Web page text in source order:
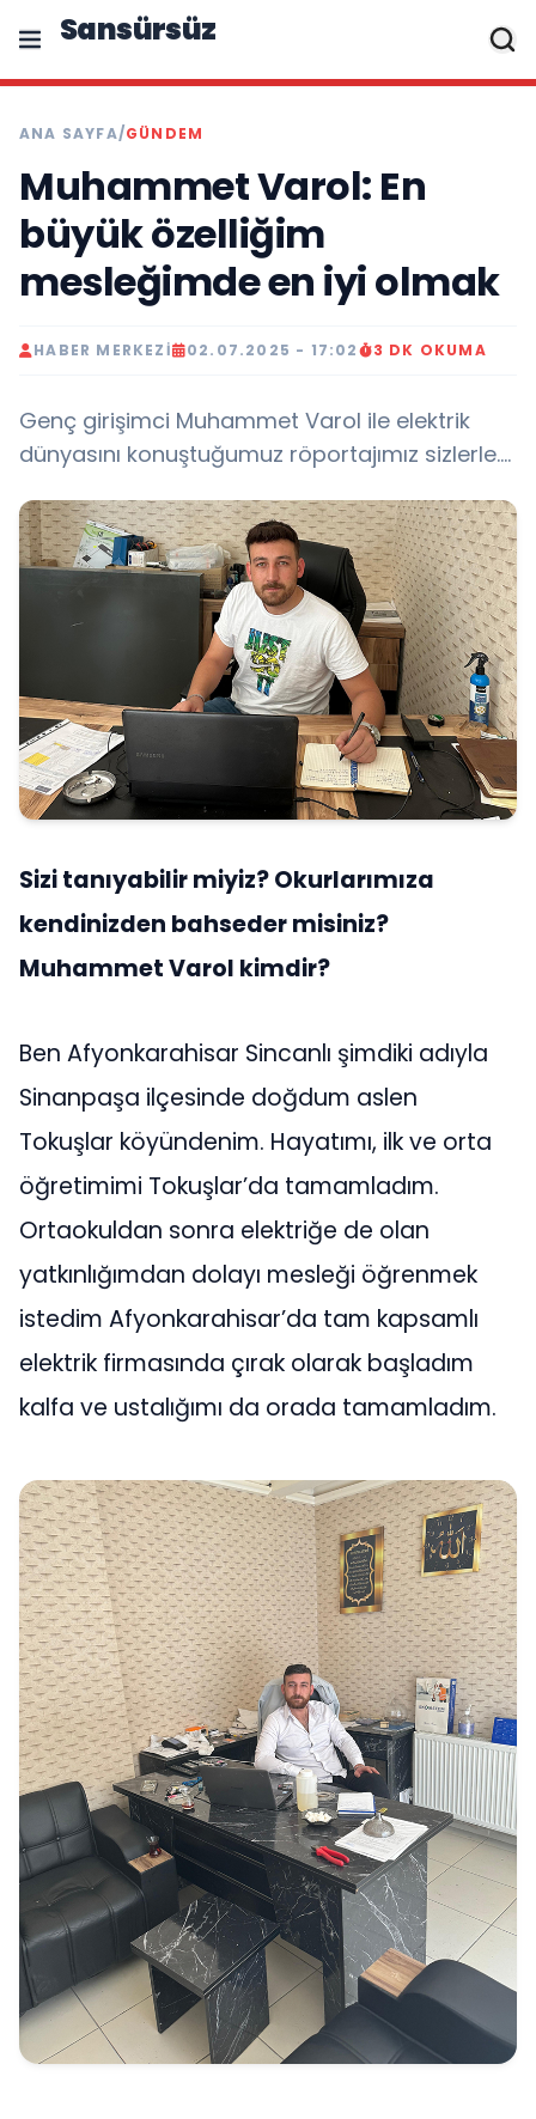
Sansürsüz
ANA SAYFA/GÜNDEM
Muhammet Varol: En
büyük özelliğim
mesleğimde en iyi olmak
HABER MERKEZI 02.07.2025 - 17:02 3 DK OKUMA
Genç girişimci Muhammet Varol ile elektrik
dünyasını konuştuğumuz röportajımız sizlerle….
Sizi tanıyabilir miyiz? Okurlarımıza
kendinizden bahseder misiniz?
Muhammet Varol kimdir?
Ben Afyonkarahisar Sincanlı şimdiki adıyla
Sinanpaşa ilçesinde doğdum aslen
Tokuşlar köyündenim. Hayatımı, ilk ve orta
öğretimimi Tokuşlar’da tamamladım.
Ortaokuldan sonra elektriğe de olan
yatkınlığımdan dolayı mesleği öğrenmek
istedim Afyonkarahisar’da tam kapsamlı
elektrik firmasında çırak olarak başladım
kalfa ve ustalığımı da orada tamamladım.